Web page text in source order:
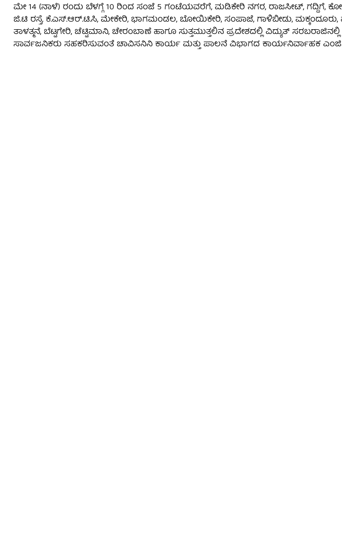
ಮೇ 14 (ನಾಳೆ) ರಂದು ಬೆಳಗ್ಗೆ 10 ರಿಂದ ಸಂಜೆ 5 ಗಂಟೆಯವರೆಗೆ, ಮಡಿಕೇರಿ ನಗರ, ರಾಜಸೀಟ್, ಗದ್ದಿಗೆ, ಕೋಟೆ,
ಜಿ.ಟಿ ರಸ್ತೆ, ಕೆ.ಎಸ್.ಆರ್.ಟಿ.ಸಿ, ಮೇಕೇರಿ, ಭಾಗಮಂಡಲ, ಬೋಯಿಕೇರಿ, ಸಂಪಾಜೆ, ಗಾಳಿಬೀಡು, ಮಕ್ಕಂದೂರು,
ತಾಳತ್ಮನೆ, ಬೆಟ್ಟಗೇರಿ, ಚೆಟ್ಟಿಮಾನಿ, ಚೇರಂಬಾಣೆ ಹಾಗೂ ಸುತ್ತಮುತ್ತಲಿನ ಪ್ರದೇಶದಲ್ಲಿ ವಿದ್ಯುತ್
ಸಾರ್ವಜನಿಕರು ಸಹಕರಿಸುವಂತೆ ಚಾವಿಸನಿನಿ ಕಾರ್ಯ ಮತ್ತು ಪಾಲನೆ ವಿಭಾಗದ ಕಾರ್ಯನಿರ್ವಾಹಕ